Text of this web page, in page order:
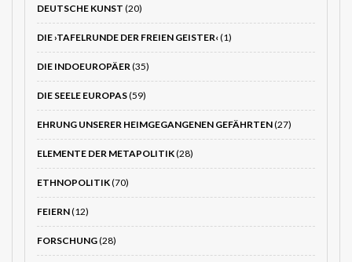
DEUTSCHE KUNST (20)
DIE ›TAFELRUNDE DER FREIEN GEISTER‹(1)
DIE INDOEUROPÄER(35)
DIE SEELE EUROPAS(59)
EHRUNG UNSERER HEIMGEGANGENEN GEFÄHRTEN(27)
ELEMENTE DER METAPOLITIK(28)
ETHNOPOLITIK(70)
FEIERN(12)
FORSCHUNG(28)